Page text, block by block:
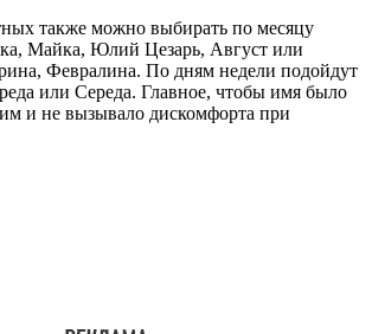
также можно выбирать по месяцу
Майка, Юлий Цезарь, Август или
Февралина. По дням недели подойдут
или Середа. Главное, чтобы имя было
и не вызывало дискомфорта при